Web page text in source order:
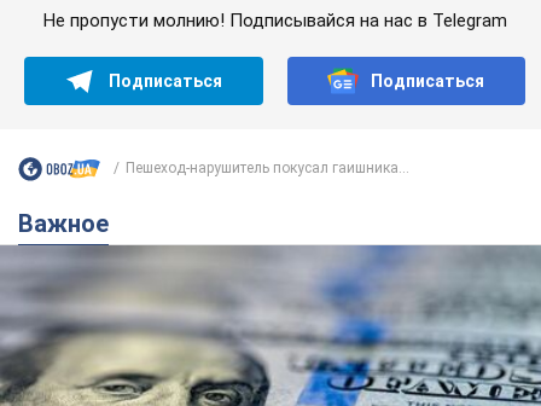
Не пропусти молнию! Подписывайся на нас в Telegram
Подписаться Подписаться
Пешеход-нарушитель покусал гаишника...
Важное